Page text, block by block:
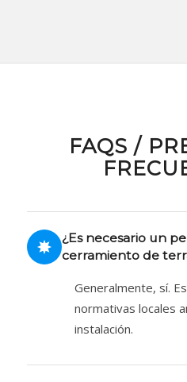
FAQS /
¿Es necesario un
cerramiento de
Generalmente, sí.
normativas locales
instalación.